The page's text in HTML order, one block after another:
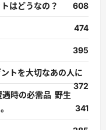
はどうなの？
608
474
395
トを大切なあの人に
372
時の必需品 野生
341